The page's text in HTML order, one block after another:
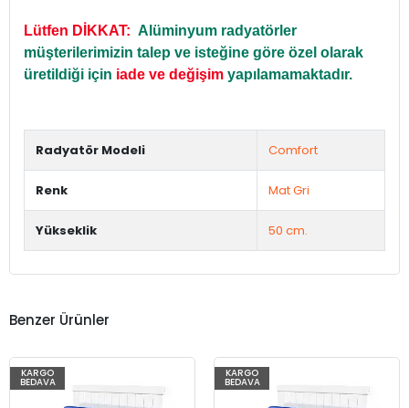
Lütfen DİKKAT: Alüminyum radyatörler
müşterilerimizin talep ve isteğine göre özel olarak
üretildiği için iade ve değişim yapılamamaktadır.
Radyatör Modeli Comfort
Renk Mat Gri
Yükseklik 50 cm.
Benzer Ürünler
KARGO
BEDAVA
KARGO
BEDAVA